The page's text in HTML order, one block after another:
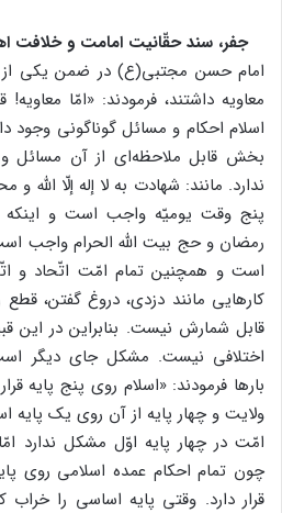
جفر، سند حقّانیت امامت و خلافت
امام حسن مجتبی(ع) در ضمن یکی از
معاویه داشتند، فرمودند: «امّا
اسلام احکام و مسائل گوناگونی وجود
بخش قابل ملاحظه‌ای از آن مسائل و
ندارد. مانند: شهادت به لا إله إلّا الله و
پنج وقت یومیّه واجب است و اینکه
رمضان و حج بیت الله الحرام واجب است
است و همچنین تمام امّت اتّحاد و
کارهایی مانند دزدی، دروغ گفتن،
قابل شمارش نیست. بنابراین در این
اختلافی نیست. مشکل جای دیگر
بارها فرمودند: «اسلام روی پنج پایه
ولایت و چهار پایه از آن روی یک پایه
امّت در چهار پایه اوّل مشکل ندارد
چون تمام احکام عمده اسلامی روی
قرار دارد. وقتی پایه اساسی را خراب